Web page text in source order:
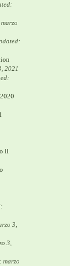
2021
II
3,
3,
marzo